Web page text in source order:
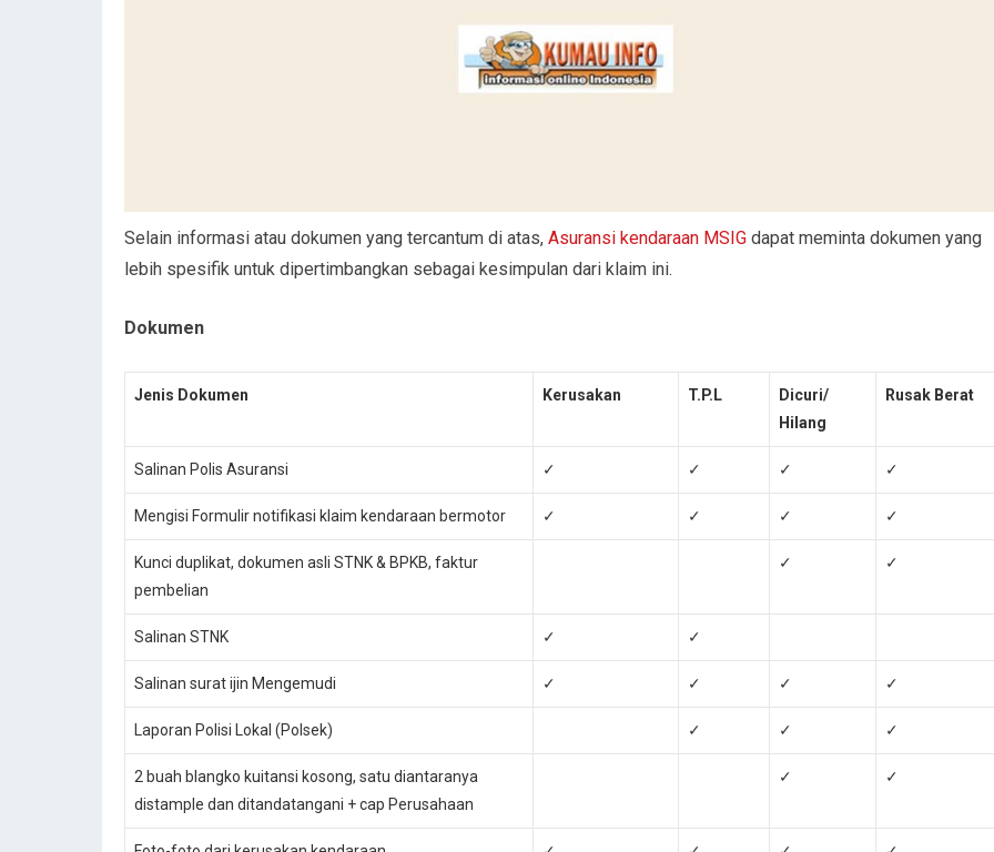
Selain informasi atau dokumen yang tercantum di atas, Asuransi kendaraan MSIG dapat meminta dokumen yang
lebih spesifik untuk dipertimbangkan sebagai kesimpulan dari klaim ini.
Dokumen
Jenis Dokumen Kerusakan T.P.L
Dicuri/
Hilang
Rusak Berat
Salinan Polis Asuransi ✓ ✓ ✓ ✓
Mengisi Formulir notifikasi klaim kendaraan bermotor ✓ ✓ ✓ ✓
Kunci duplikat, dokumen asli STNK & BPKB, faktur
pembelian
✓ ✓
Salinan STNK ✓ ✓
Salinan surat ijin Mengemudi ✓ ✓ ✓ ✓
Laporan Polisi Lokal (Polsek) ✓ ✓ ✓
2 buah blangko kuitansi kosong, satu diantaranya
distample dan ditandatangani + cap Perusahaan
✓ ✓